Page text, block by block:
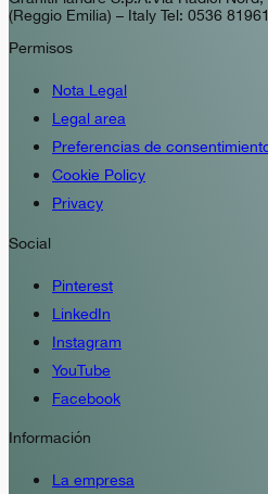
(Reggio Emilia) – Italy Tel: 0536
Permisos
Nota Legal
Legal area
Preferencias de
Cookie Policy
Privacy
Social
Pinterest
LinkedIn
Instagram
YouTube
Facebook
Información
La empresa